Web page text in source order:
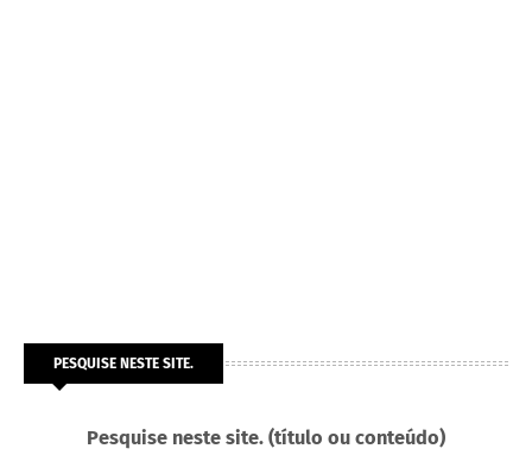
PESQUISE NESTE SITE.
Pesquise neste site. (título ou conteúdo)